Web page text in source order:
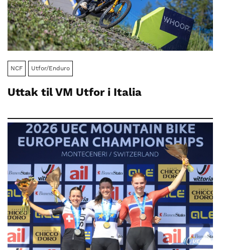
NCF Utfor/Enduro
Uttak til VM Utfor i Italia